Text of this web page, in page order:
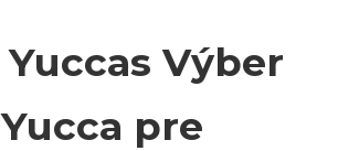
Výber
pre